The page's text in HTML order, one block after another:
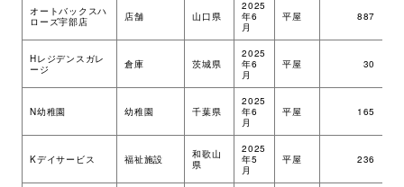
オートバックスハ
ローズ宇部店
店舗 山口県
2025
年6
月
平屋 887
Hレジデンスガレ
ージ
倉庫 茨城県
2025
年6
月
平屋 30
N幼稚園 幼稚園 千葉県
2025
年6
月
平屋 165
Kデイサービス 福祉施設
和歌山
県
2025
年5
月
平屋 236